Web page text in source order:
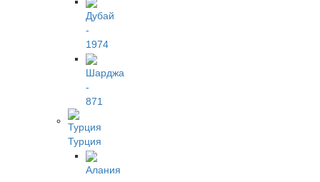
Дубай
-
1974
Шарджа
-
871
Турция
Алания